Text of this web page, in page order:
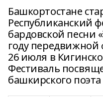
Башкортостане
Республиканский
бардовской песни
году передвижной
26 июля в
Фестиваль
башкирского